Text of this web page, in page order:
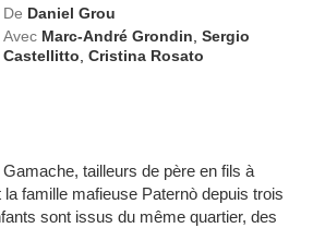
De Daniel Grou
Avec Marc-André Grondin ,Sergio
Castellitto ,Cristina Rosato
tailleurs de père en fils à
la famille mafieuse Paternò depuis trois
sont issus du même quartier, des